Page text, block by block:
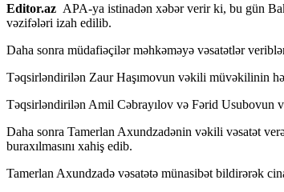
Editor.az APA-ya istinadən xəbər verir ki, bu gün
vəzifələri izah edilib.
Daha sonra müdafiəçilər məhkəməyə vəsatətlər
Təqsirləndirilən Zaur Haşımovun vəkili müvəkilinin
Təqsirləndirilən Amil Cəbrayılov və Fərid Usubovun
Daha sonra Tamerlan Axundzadənin vəkili vəsatət
buraxılmasını xahiş edib.
Tamerlan Axundzadə vəsatətə münasibət bildirərək